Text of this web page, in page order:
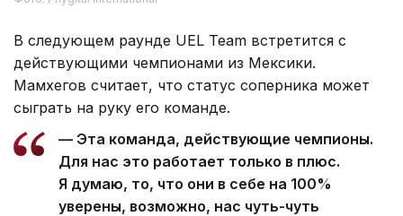
В следующем раунде UEL Team встретится с
действующими чемпионами из Мексики.
Мамхегов считает, что статус соперника может
сыграть на руку его команде.
— Эта команда, действующие чемпионы.
Для нас это работает только в плюс.
Я думаю, то, что они в себе на 100%
уверены, возможно, нас чуть-чуть